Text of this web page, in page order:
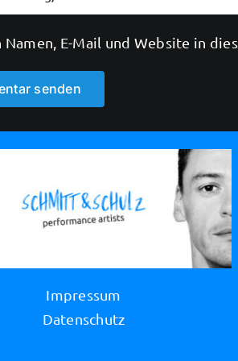
Namen, E-Mail und Website in
Impressum
Datenschutz